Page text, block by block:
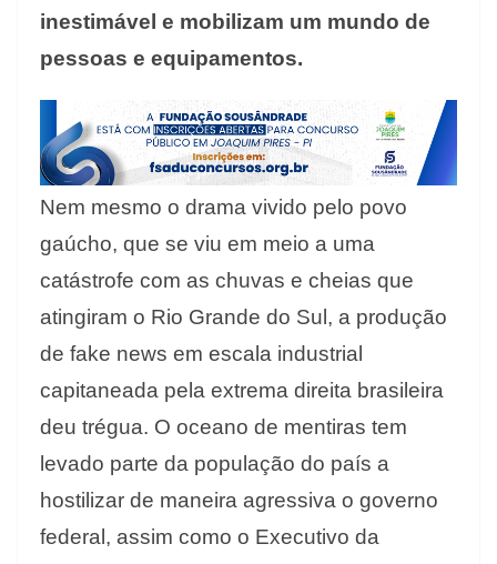
inestimável e mobilizam um mundo de
pessoas e equipamentos.
Nem mesmo o drama vivido pelo povo
gaúcho, que se viu em meio a uma
catástrofe com as chuvas e cheias que
atingiram o Rio Grande do Sul, a produção
de fake news em escala industrial
capitaneada pela extrema direita brasileira
deu trégua. O oceano de mentiras tem
levado parte da população do país a
hostilizar de maneira agressiva o governo
federal, assim como o Executivo da